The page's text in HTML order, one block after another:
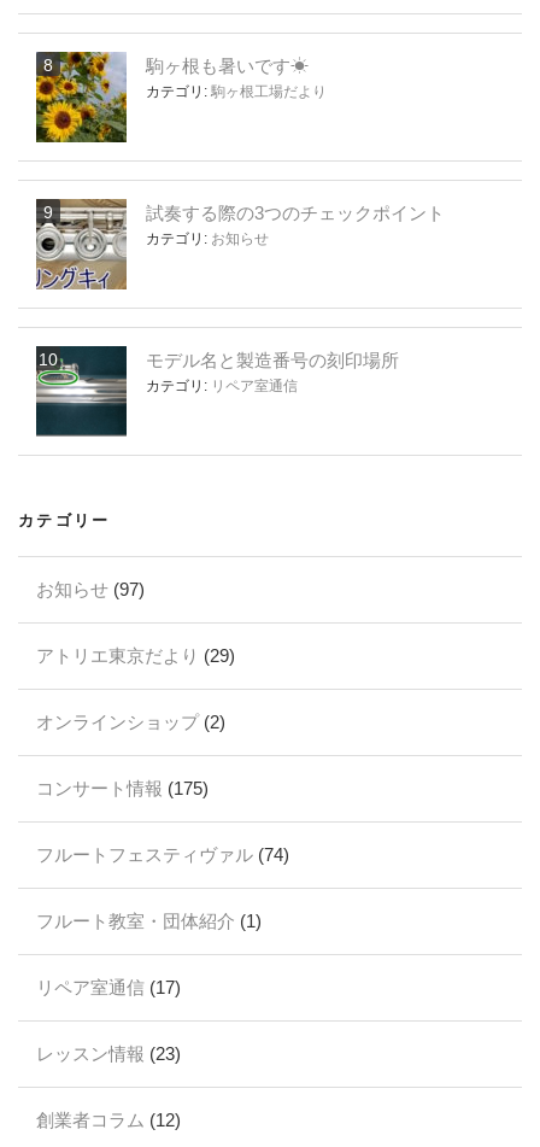
駒ヶ根も暑いです☀
カテゴリ: 駒ヶ根工場だより
試奏する際の3つのチェックポイント
カテゴリ: お知らせ
モデル名と製造番号の刻印場所
カテゴリ: リペア室通信
カテゴリー
お知らせ (97)
アトリエ東京だより (29)
オンラインショップ(2)
コンサート情報 (175)
フルートフェスティヴァル (74)
フルート教室・団体紹介 (1)
リペア室通信 (17)
レッスン情報 (23)
創業者コラム (12)